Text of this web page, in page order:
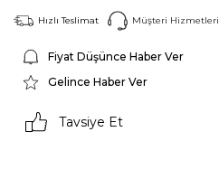
Hızlı Teslimat Müşteri Hizmetleri
Fiyat Düşünce Haber Ver
Gelince Haber Ver
Tavsiye Et